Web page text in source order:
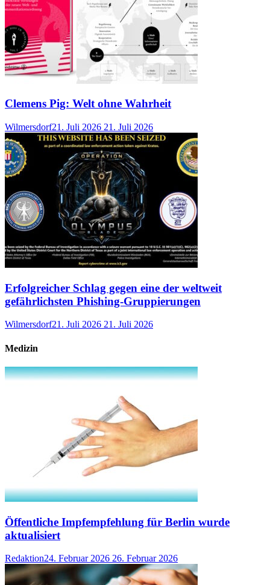
Clemens Pig: Welt ohne Wahrheit
Wilmersdorf21. Juli 2026 21. Juli 2026
Erfolgreicher Schlag gegen eine der weltweit
gefährlichsten Phishing-Gruppierungen
Wilmersdorf21. Juli 2026 21. Juli 2026
Medizin
Öffentliche Impfempfehlung für Berlin wurde
aktualisiert
Redaktion24. Februar 2026 26. Februar 2026